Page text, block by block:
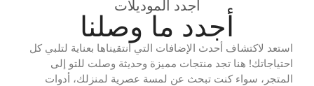
أجدد الموديلات
أجدد ما وصلنا
استعد لاكتشاف أحدث الإضافات التي انتقيناها بعناية لتلبي كل
احتياجاتك! هنا تجد منتجات مميزة وحديثة وصلت للتو إلى
المتجر، سواء كنت تبحث عن لمسة عصرية لمنزلك، أدوات